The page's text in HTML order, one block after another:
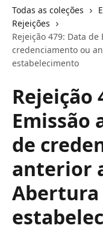
Todas as coleções
Rejeições
Rejeição 479: Data
credenciamento ou
estabelecimento
Rejeição
Emissão
de
anterior
Abertura